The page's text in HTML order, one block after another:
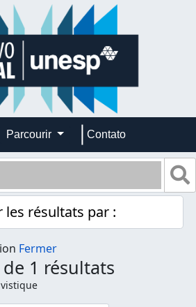
Parcourir Contato
les résultats par :
Fermer
1 résultats